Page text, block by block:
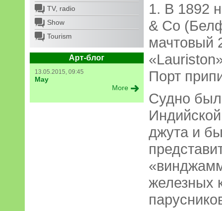
TV, radio
Show
Tourism
Арт-блог
13.05.2015, 09:45
May
More
1. В 1892
& Co
мачтовый
Порт
Судно
джута и
железных